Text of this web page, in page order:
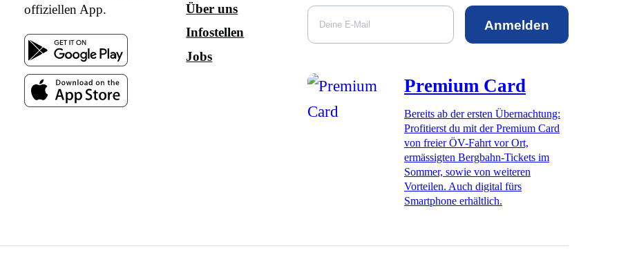
offiziellen App.
Über uns
Infostellen
Jobs
Anmelden
Premium Card
Bereits ab der ersten Übernachtung:
Profitierst du mit der Premium Card
von freier ÖV-Fahrt vor Ort,
ermässigten Bergbahn-Tickets im
Sommer, sowie von weiteren
Vorteilen. Auch digital fürs
Smartphone erhältlich.